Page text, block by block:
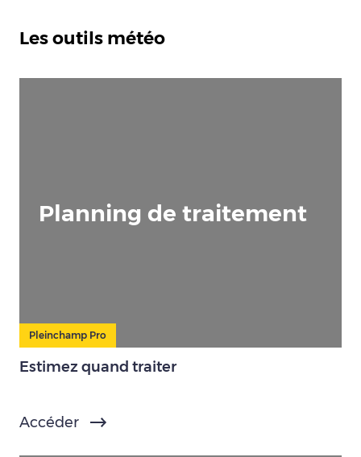
Les outils météo
Planning de traitement
Pleinchamp Pro
Estimez quand traiter
Accéder